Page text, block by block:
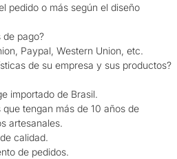
pedido o más según el diseño
de pago?
Paypal, Western Union, etc.
de su empresa y sus productos?
importado de Brasil.
tengan más de 10 años de
artesanales.
calidad.
de pedidos.